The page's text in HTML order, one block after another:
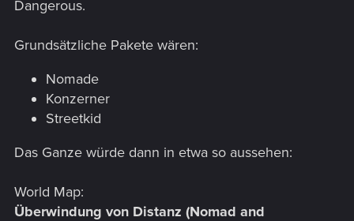
Dangerous.
Grundsätzliche Pakete wären:
Nomade
Konzerner
Streetkid
Das Ganze würde dann in etwa so aussehen:
World Map:
Überwindung von Distanz (Nomad and